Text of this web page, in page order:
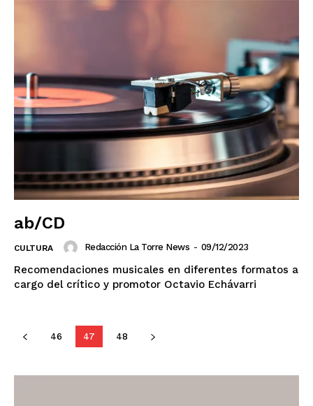
ab/CD
CULTURA Redacción La Torre News - 09/12/2023
Recomendaciones musicales en diferentes formatos a
cargo del crítico y promotor Octavio Echávarri
46 47 48